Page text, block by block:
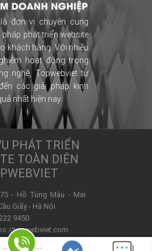
đơn vị chuyên cung
phát triển website
khách hàng. Với nhiều
hoạt động trong
nghệ, Topwebviet tự
các giải pháp kinh
nhất hiện nay.
PHÁT TRIỂN
TOÀN DIỆN
- Hồ Tùng Mậu - Mai
Giấy- Hà Nội
9450
topwebviet.com
admin@topwebviet.com